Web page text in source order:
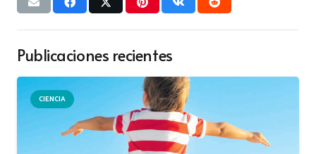
Publicaciones recientes
CIENCIA